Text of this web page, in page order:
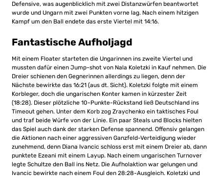
Defensive, was augenblicklich mit zwei Distanzwürfen beantwortet
wurde und Ungarn mit zwei Punkten vorne lag. Nach einem hitzigen
Kampf um den Ball endete das erste Viertel mit 14:16.
Fantastische Aufholjagd
Mit einem Floater starteten die Ungarinnen ins zweite Viertel und
mussten dafür einen Jump-shot von Nala Koletzki in Kauf nehmen. Die
Dreier schienen den Gegnerinnen allerdings zu liegen, denn der
Nächste bewirkte das 16:21 (aus dt. Sicht). Koletzki folgte mit einem
Korbleger, doch die ungarischen Konter kamen in kürzester Zeit
(18:28). Dieser plötzliche 10-Punkte-Rückstand ließ Deutschland ins
Timeout gehen. Unter dem Korb zog Zraychenko ein taktisches Foul
und traf beide Würfe von der Linie. Ein paar Steals und Blocks hielten
das Spiel auch dank der starken Defense spannend. Offensiv gelangen
die Aktionen nach einer aggressiven Ganzfeld-Verteidigung wieder
zunehmend, denn Diana Ivancic schloss erst mit einem Dreier ab, dann
punktete Ezeani mit einem Layup. Nach einem ungarischen Turnover
legte Schultze den Ball ins Netz. Die Aufholaktion war gelungen und
Ivancic bewirkte nach einem Foul den 28:28-Ausgleich. Koletzki und